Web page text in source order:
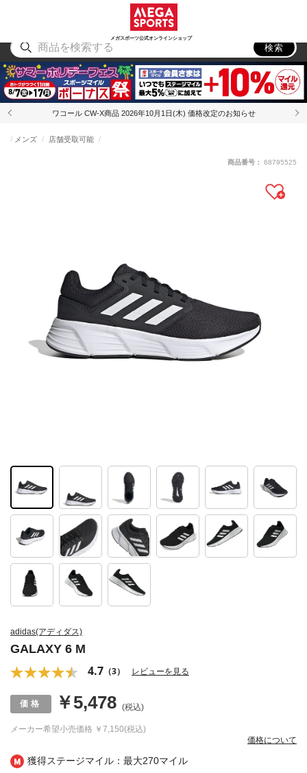
メガスポーツ公式オンラインショップ
アウトドア
検索
ワコール CW-X商品 2026年10月1日(木) 価格改定のお知らせ
獲得ステージマイル：最大270マイル
adidas(アディダス)
GALAXY 6 M
4.7 （3） レビューを見る
メンズ 店舗受取可能
メーカー希望小売価格 ￥7,150(税込)
￥5,478 (税込)
価格について
商品番号： 68795525